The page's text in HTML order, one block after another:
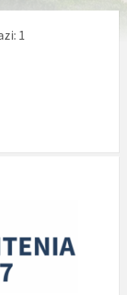
1